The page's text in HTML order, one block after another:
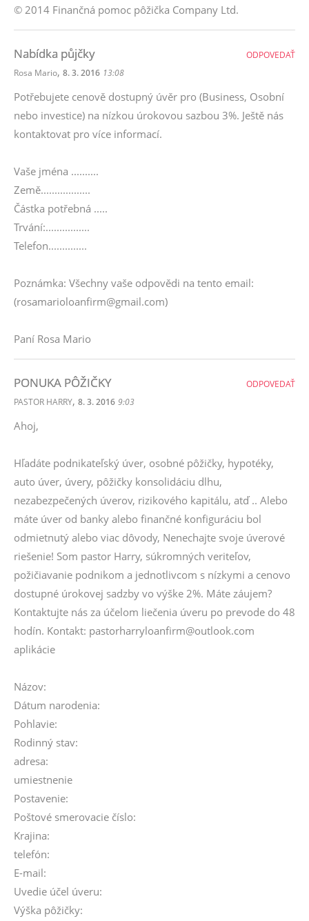
© 2014 Finančná pomoc pôžička Company Ltd.
Nabídka půjčky
Rosa Mario, 8. 3. 2016 13:08
Potřebujete cenově dostupný úvěr pro (Business, Osobní
nebo investice) na nízkou úrokovou sazbou 3%. Ještě nás
kontaktovat pro více informací.
Vaše jména ..........
Země..................
Částka potřebná .....
Trvání:................
Telefon..............
Poznámka: Všechny vaše odpovědi na tento email:
(rosamarioloanfirm@gmail.com)
Paní Rosa Mario
ODPOVEDAŤ
PONUKA PÔŽIČKY
PASTOR HARRY, 8. 3. 2016 9:03
Ahoj,
Hľadáte podnikateľský úver, osobné pôžičky, hypotéky,
auto úver, úvery, pôžičky konsolidáciu dlhu,
nezabezpečených úverov, rizikového kapitálu, atď .. Alebo
máte úver od banky alebo finančné konfiguráciu bol
odmietnutý alebo viac dôvody, Nenechajte svoje úverové
riešenie! Som pastor Harry, súkromných veriteľov,
požičiavanie podnikom a jednotlivcom s nízkymi a cenovo
dostupné úrokovej sadzby vo výške 2%. Máte záujem?
Kontaktujte nás za účelom liečenia úveru po prevode do 48
hodín. Kontakt: pastorharryloanfirm@outlook.com
aplikácie
Názov:
Dátum narodenia:
Pohlavie:
Rodinný stav:
adresa:
umiestnenie
Postavenie:
Poštové smerovacie číslo:
Krajina:
telefón:
E-mail:
Uvedie účel úveru:
Výška pôžičky:
ODPOVEDAŤ